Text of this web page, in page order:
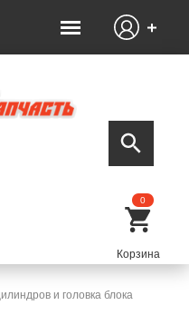
0
и головка блока